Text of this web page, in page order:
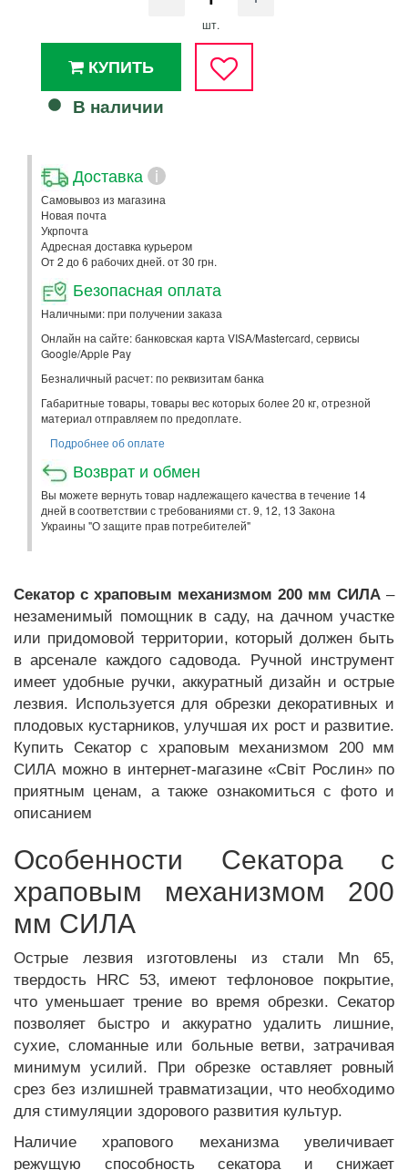
шт.
КУПИТЬ
В наличии
Доставка i
Самовывоз из магазина
Новая почта
Укрпочта
Адресная доставка курьером
От 2 до 6 рабочих дней. от 30 грн.
Безопасная оплата
Наличными: при получении заказа
Онлайн на сайте: банковская карта VISA/Mastercard, сервисы
Google/Apple Pay
Безналичный расчет: по реквизитам банка
Габаритные товары, товары вес которых более 20 кг, отрезной
материал отправляем по предоплате.
Подробнее об оплате
Возврат и обмен
Вы можете вернуть товар надлежащего качества в течение 14
дней в соответствии с требованиями ст. 9, 12, 13 Закона
Украины "О защите прав потребителей"
Секатор с храповым механизмом 200 мм СИЛА –
незаменимый помощник в саду, на дачном участке
или придомовой территории, который должен быть
в арсенале каждого садовода. Ручной инструмент
имеет удобные ручки, аккуратный дизайн и острые
лезвия. Используется для обрезки декоративных и
плодовых кустарников, улучшая их рост и развитие.
Купить Секатор с храповым механизмом 200 мм
СИЛА можно в интернет-магазине «Світ Рослин» по
приятным ценам, а также ознакомиться с фото и
описанием
Особенности Секатора с
храповым механизмом 200
мм СИЛА
Острые лезвия изготовлены из стали Mn 65,
твердость HRC 53, имеют тефлоновое покрытие,
что уменьшает трение во время обрезки. Секатор
позволяет быстро и аккуратно удалить лишние,
сухие, сломанные или больные ветви, затрачивая
минимум усилий. При обрезке оставляет ровный
срез без излишней травматизации, что необходимо
для стимуляции здорового развития культур.
Наличие храпового механизма увеличивает
режущую способность секатора и снижает